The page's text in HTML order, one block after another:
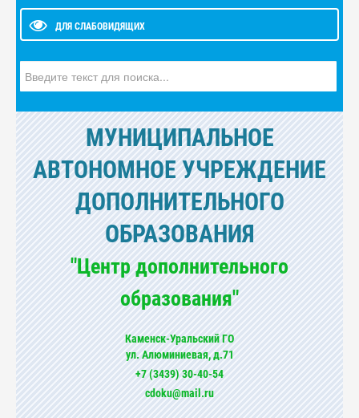
ДЛЯ СЛАБОВИДЯЩИХ
МУНИЦИПАЛЬНОЕ
АВТОНОМНОЕ УЧРЕЖДЕНИЕ
ДОПОЛНИТЕЛЬНОГО
ОБРАЗОВАНИЯ
"Центр дополнительного
образования"
Каменск-Уральский ГО
ул. Алюминиевая, д.71
+7 (3439) 30-40-54
cdoku@mail.ru